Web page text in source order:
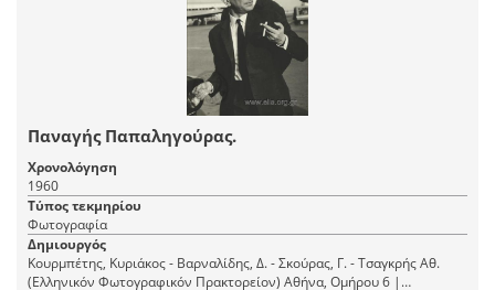
Παναγής Παπαληγούρας.
Χρονολόγηση
1960
Τύπος τεκμηρίου
Φωτογραφία
Δημιουργός
Κουρμπέτης, Κυριάκος - Βαρναλίδης, Δ. - Σκούρας, Γ. - Τσαγκρής Αθ.
(Ελληνικόν Φωτογραφικόν Πρακτορείον) Αθήνα, Ομήρου 6 |